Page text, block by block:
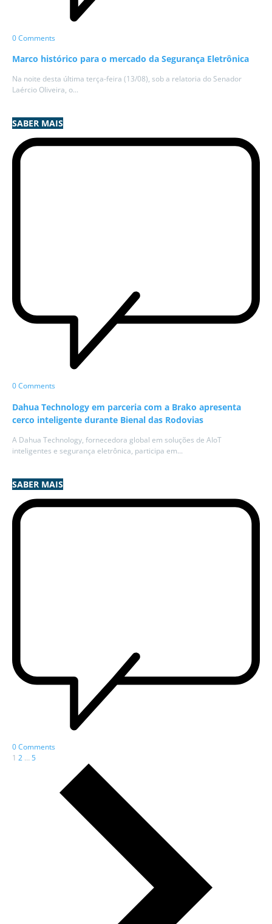
0 Comments
Marco histórico para o mercado da Segurança Eletrônica
Na noite desta última terça-feira (13/08), sob a relatoria do Senador
Laércio Oliveira, o...
SABER MAIS
0 Comments
Dahua Technology em parceria com a Brako apresenta
cerco inteligente durante Bienal das Rodovias
A Dahua Technology, fornecedora global em soluções de AIoT
inteligentes e segurança eletrônica, participa em...
SABER MAIS
0 Comments
1 2 …5